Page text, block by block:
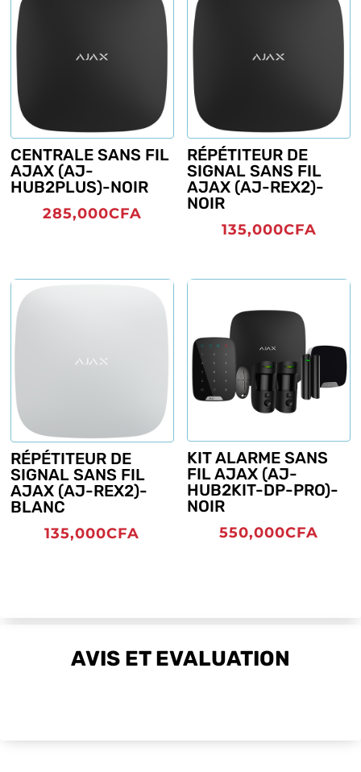
CENTRALE SANS FIL
AJAX (AJ-
HUB2PLUS)-NOIR
285,000CFA
RÉPÉTITEUR DE
SIGNAL SANS FIL
AJAX (AJ-REX2)-
NOIR
135,000CFA
RÉPÉTITEUR DE
SIGNAL SANS FIL
AJAX (AJ-REX2)-
BLANC
135,000CFA
KIT ALARME SANS
FIL AJAX (AJ-
HUB2KIT-DP-PRO)-
NOIR
550,000CFA
AVIS ET EVALUATION